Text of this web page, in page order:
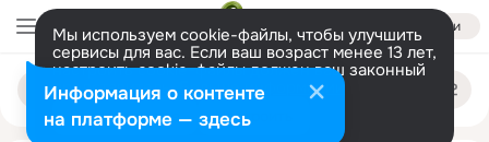
Войти
Мы используем cookie-файлы, чтобы улучшить
сервисы для вас. Если ваш возраст менее 13 лет,
настроить cookie-файлы должен ваш законный
представитель. Больше информации
Разрешить все Настроить
Поиск
людям
vitaliy avdeev
Информация о контенте
на платформе — здесь